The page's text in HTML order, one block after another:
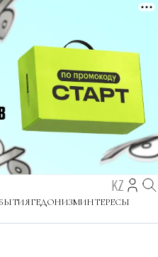
KZ
ГЕДОНИЗМИНТЕРЕСЫ